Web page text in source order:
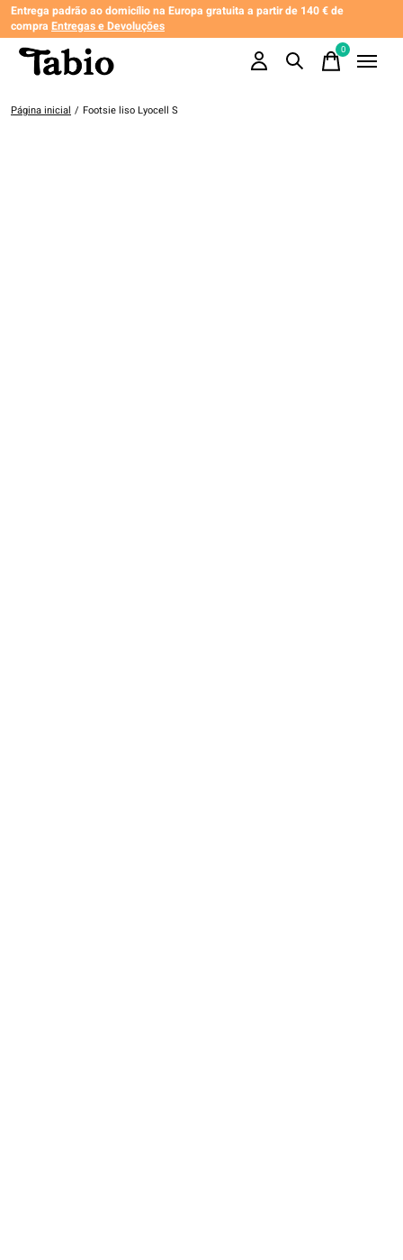
Entrega padrão ao domicílio na Europa gratuita a partir de 140 € de
compra Entregas e Devoluções
0items
Página inicial / Footsie liso Lyocell S